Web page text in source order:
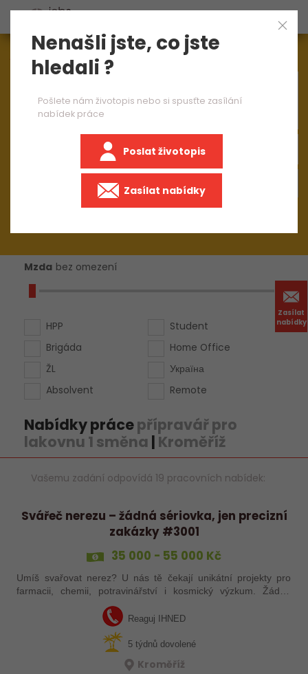
Zasílat
nabídky
Aktuálně1545nabídek práce
Mzda bez omezení
HPP
Brigáda
ŽL
Absolvent
Student
Home Office
Україна
Remote
Nabídky prácepřípravář pro
lakovnu 1 směna | Kroměříž
Vašemu zadání odpovídá 19 pracovních nabídek:
Svářeč nerezu – žádná sériovka, jen precizní
zakázky #3001
35 000 - 55 000 Kč
Umíš svařovat nerez? U nás tě čekají unikátní projekty pro
farmacii, chemii, potravinářství i kosmický výzkum. Žádná
rutina, ale precizní práce, která má smysl.
Reaguj IHNED
5 týdnů dovolené
Kroměříž
Nenašli jste, co jste
hledali ?
Pošlete nám životopis nebo si spusťte zasílání
nabídek práce
Poslat životopis
Zasílat nabídky